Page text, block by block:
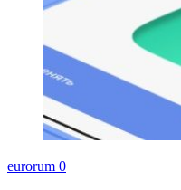
eurorum 0